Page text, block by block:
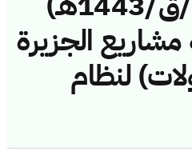
الجزيرة
لنظام